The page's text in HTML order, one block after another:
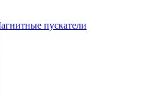
пускатели